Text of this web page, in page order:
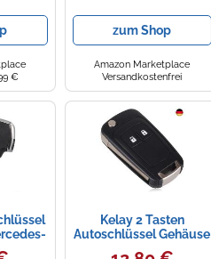
Auto
€
Ersatz VW Volkswagen
Seat Skoda Passat Golf
Polo 1J0959753DA Neu
zum Shop
Amazon Marketplace
Versandkostenfrei
E S
Kelay 2 Tasten
Autoschlüssel Gehäuse
Fernbedienung Ersatz